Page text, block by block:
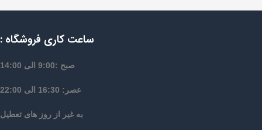
ساعت کاری فروشگاه :
صبح :9:00 الی 14:00
عصر: 16:30 الی 22:00
به غیر از روز های تعطیل